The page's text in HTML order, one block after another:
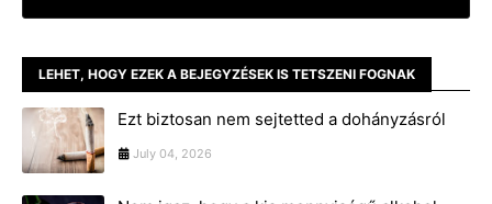
LEHET, HOGY EZEK A BEJEGYZÉSEK IS TETSZENI FOGNAK
Ezt biztosan nem sejtetted a dohányzásról
July 04, 2026